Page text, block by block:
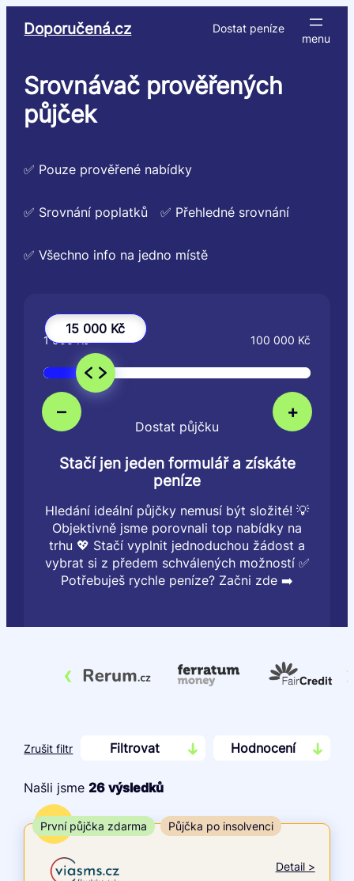
Doporučená.cz Dostat peníze
Srovnávač prověřených
půjček
✅ Pouze prověřené nabídky
✅ Srovnání poplatků ✅ Přehledné srovnání
✅ Všechno info na jedno místě
15 000 Kč
– +
1 000 Kč 100 000 Kč
Dostat půjčku
Stačí jen jeden formulář a získáte
peníze
Hledání ideální půjčky nemusí být složité! 💡
Objektivně jsme porovnali top nabídky na
trhu 💖 Stačí vyplnit jednoduchou žádost a
vybrat si z předem schválených možností ✅
Potřebuješ rychle peníze? Začni zde ➡️
‹ ›
Zrušit filtr Filtrovat Hodnocení
Cena
Od
Našli jsme26 výsledků
TOP
První půjčka zdarma Půjčka po insolvenci
Detail >